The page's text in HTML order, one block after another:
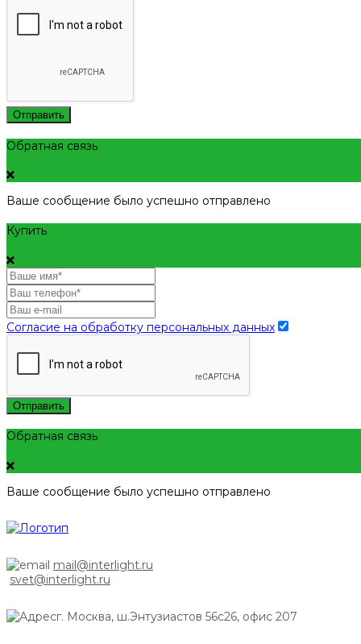
Отправить
Обратная связь
Ваше сообщение было успешно отправлено
Купить
Согласие на обработку персональных данных
Отправить
Обратная связь
Ваше сообщение было успешно отправлено
mail@interlight.ru
svet@interlight.ru
г. Москва, ш.Энтузиастов 56с26, офис 207